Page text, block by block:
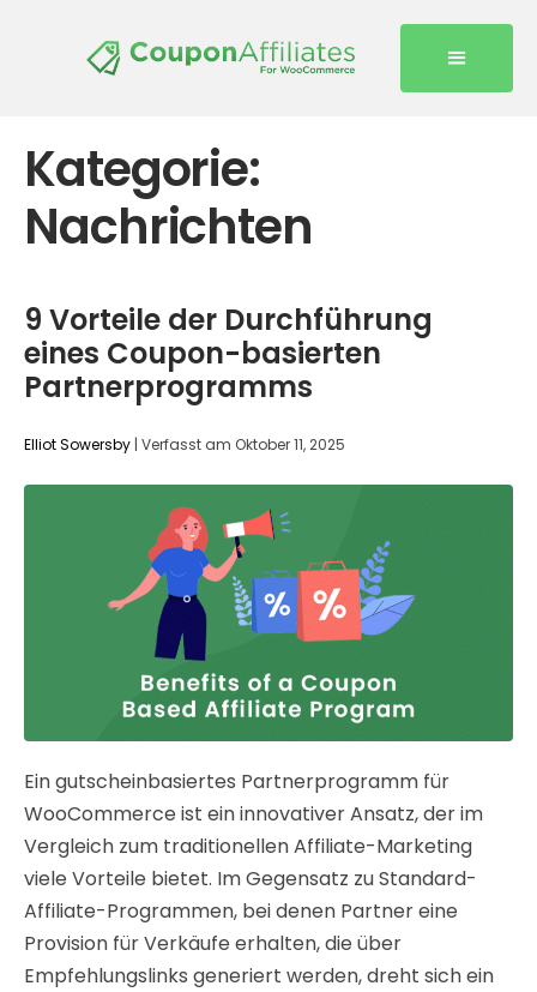
Kategorie:
Nachrichten
9 Vorteile der Durchführung
eines Coupon-basierten
Partnerprogramms
Elliot Sowersby | Verfasst am Oktober 11, 2025
Ein gutscheinbasiertes Partnerprogramm für
WooCommerce ist ein innovativer Ansatz, der im
Vergleich zum traditionellen Affiliate-Marketing
viele Vorteile bietet. Im Gegensatz zu Standard-
Affiliate-Programmen, bei denen Partner eine
Provision für Verkäufe erhalten, die über
Empfehlungslinks generiert werden, dreht sich ein